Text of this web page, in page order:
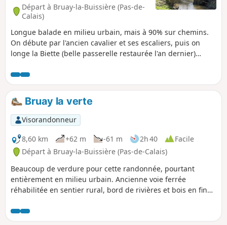
Départ à Bruay-la-Buissière (Pas-de-
Calais)
Longue balade en milieu urbain, mais à 90% sur chemins.
On débute par l'ancien cavalier et ses escaliers, puis on
longe la Biette (belle passerelle restaurée l'an dernier)
(malheureusement sur route) avant de redescendre sur
Beugin. On suit alors un autre cavalier jusqu'au Viaduc de
Divion. Là, une descente un peu scabreuse nous ramène en
bord de Lawe. On la suit alors d'abord rive gauche, puis rive
droite avant de suivre la voie bus. Et pour finir en beauté, le
Bois de la Volville, avec une belle grimpette en clôture.
Bruay la verte
Visorandonneur
8,60 km
+62 m -61 m 2h 40
Facile
Départ à Bruay-la-Buissière (Pas-de-Calais)
Beaucoup de verdure pour cette randonnée, pourtant
entièrement en milieu urbain. Ancienne voie ferrée
réhabilitée en sentier rural, bord de rivières et bois en fin